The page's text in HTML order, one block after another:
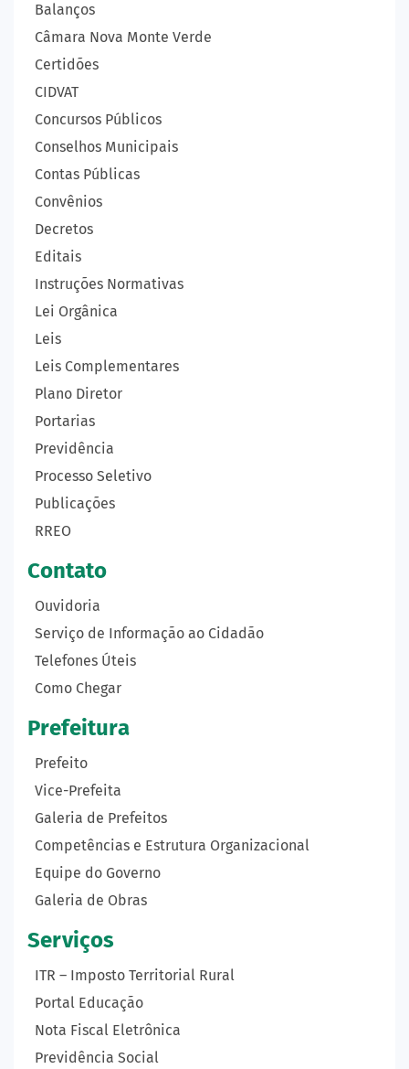
Balanços
Câmara Nova Monte Verde
Certidões
CIDVAT
Concursos Públicos
Conselhos Municipais
Contas Públicas
Convênios
Decretos
Editais
Instruções Normativas
Lei Orgânica
Leis
Leis Complementares
Plano Diretor
Portarias
Previdência
Processo Seletivo
Publicações
RREO
Contato
Ouvidoria
Serviço de Informação ao Cidadão
Telefones Úteis
Como Chegar
Prefeitura
Prefeito
Vice-Prefeita
Galeria de Prefeitos
Competências e Estrutura Organizacional
Equipe do Governo
Galeria de Obras
Serviços
ITR – Imposto Territorial Rural
Portal Educação
Nota Fiscal Eletrônica
Previdência Social